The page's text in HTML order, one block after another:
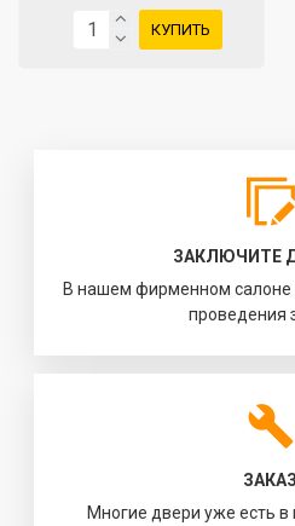
КУПИТЬ
ЗАКЛЮЧИТЕ
В нашем фирменном салоне
проведения
ЗАКАЗ
Многие двери уже есть в